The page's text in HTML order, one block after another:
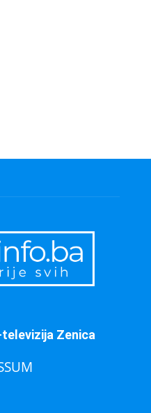
Zenica